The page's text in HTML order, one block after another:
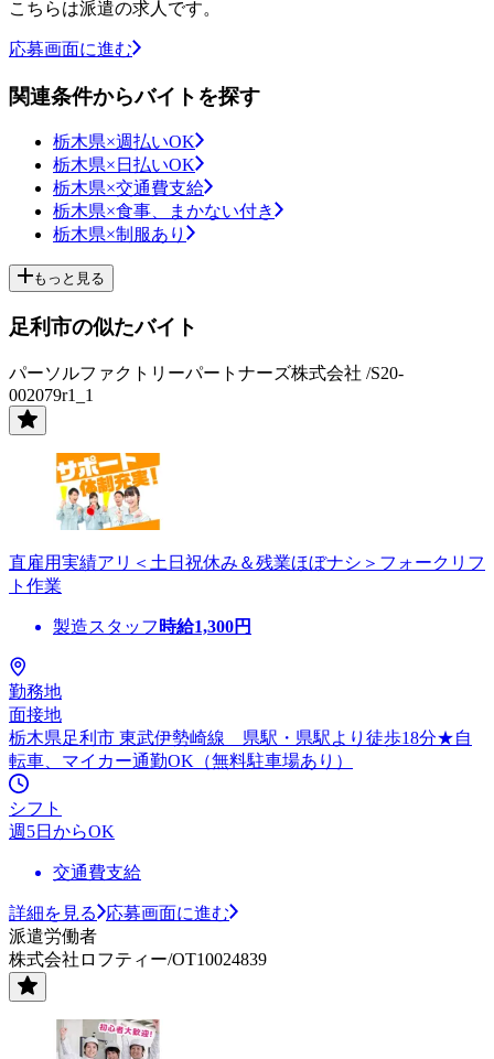
こちらは派遣の求人です。
応募画面に進む
関連条件からバイトを探す
栃木県×週払いOK
栃木県×日払いOK
栃木県×交通費支給
栃木県×食事、まかない付き
栃木県×制服あり
もっと見る
足利市の似たバイト
パーソルファクトリーパートナーズ株式会社 /S20-
002079r1_1
直雇用実績アリ＜土日祝休み＆残業ほぼナシ＞フォークリフ
ト作業
製造スタッフ 時給1,300円
勤務地
面接地
栃木県足利市 東武伊勢崎線 県駅・県駅より徒歩18分★自
転車、マイカー通勤OK（無料駐車場あり）
シフト
週5日からOK
交通費支給
詳細を見る
応募画面に進む
派遣労働者
株式会社ロフティー/OT10024839